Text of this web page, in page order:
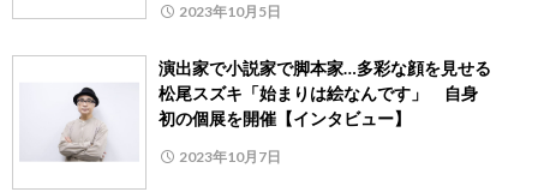
2023年10月5日
演出家で小説家で脚本家…多彩な顔を見せる
松尾スズキ「始まりは絵なんです」 自身
初の個展を開催【インタビュー】
2023年10月7日